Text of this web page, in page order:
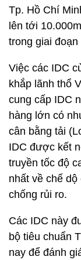
Tp. Hồ Chí
lên tới
trong giai đoạn
Việc các IDC
khắp lãnh thổ
cung cấp IDC
hàng lớn có
cân bằng tải
IDC được kết
truyền tốc độ
nhất về chế
chống rủi ro.
Các IDC này
bộ tiêu chuẩn
nay để đánh